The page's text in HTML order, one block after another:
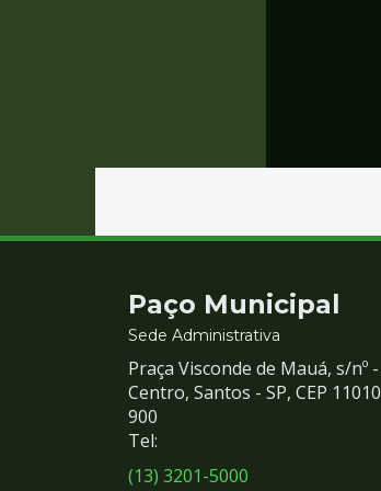
Contato
e
Redes
Sociais
Paço Municipal
Sede Administrativa
Praça Visconde de Mauá, s/nº -
Centro, Santos - SP, CEP
900
Tel:
(13) 3201-5000